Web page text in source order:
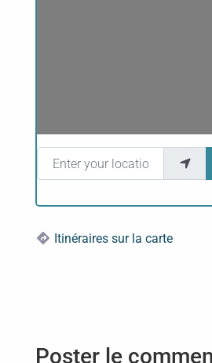
Enter your location
Itinéraires sur la carte
Poster le